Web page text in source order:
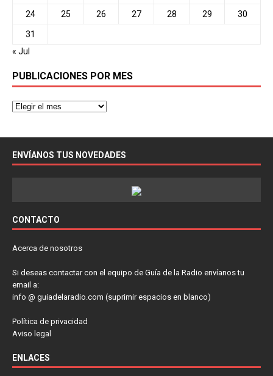
24 25 26 27 28 29 30
31
« Jul
PUBLICACIONES POR MES
ENVÍANOS TUS NOVEDADES
CONTACTO
Acerca de nosotros
Si deseas contactar con el equipo de Guía de la Radio envíanos tu
email a:
info @ guiadelaradio.com (suprimir espacios en blanco)
Política de privacidad
Aviso legal
ENLACES